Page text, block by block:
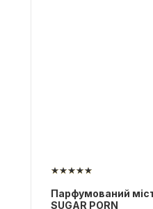
Парфумований
SUGAR PORN